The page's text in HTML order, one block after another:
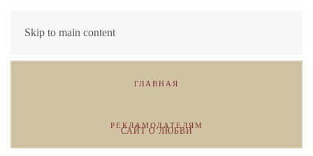
Skip to main content
САЙТ О ЛЮБВИ
ГЛАВНАЯ
РЕКЛАМОДАТЕЛЯМ